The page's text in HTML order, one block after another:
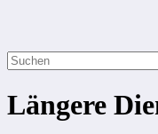
Längere